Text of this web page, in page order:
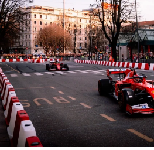
HISTORIE GP
PROFILY
PROFILY TÝMŮ
OSTATNÍ
SLEDUJTE NÁS NA |